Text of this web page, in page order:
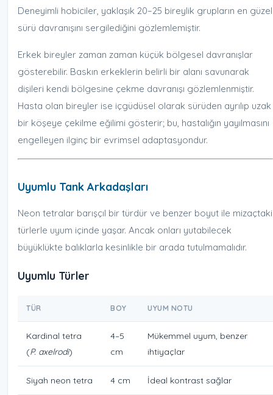
Deneyimli hobiciler, yaklaşık 20–25 bireylik grupların en güzel
sürü davranışını sergilediğini gözlemlemiştir.
Erkek bireyler zaman zaman küçük bölgesel davranışlar
gösterebilir. Baskın erkeklerin belirli bir alanı savunarak
dişileri kendi bölgesine çekme davranışı gözlemlenmiştir.
Hasta olan bireyler ise içgüdüsel olarak sürüden ayrılıp uzak
bir köşeye çekilme eğilimi gösterir; bu, hastalığın yayılmasını
engelleyen ilginç bir evrimsel adaptasyondur.
Uyumlu Tank Arkadaşları
Neon tetralar barışçıl bir türdür ve benzer boyut ile mizaçtaki
türlerle uyum içinde yaşar. Ancak onları yutabilecek
büyüklükte balıklarla kesinlikle bir arada tutulmamalıdır.
Uyumlu Türler
TÜR BOY UYUM NOTU
Kardinal tetra
(P. axelrodi)
4–5
cm
Mükemmel uyum, benzer
ihtiyaçlar
Siyah neon tetra 4 cm İdeal kontrast sağlar